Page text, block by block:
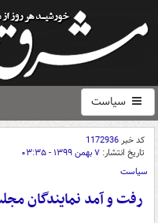
سیاست
کد خبر1172936
تاریخ انتشار: ۷ بهمن ۱۳۹۹ - ۰۳:۳۵
سیاست
رفت و آمد نمایندگان